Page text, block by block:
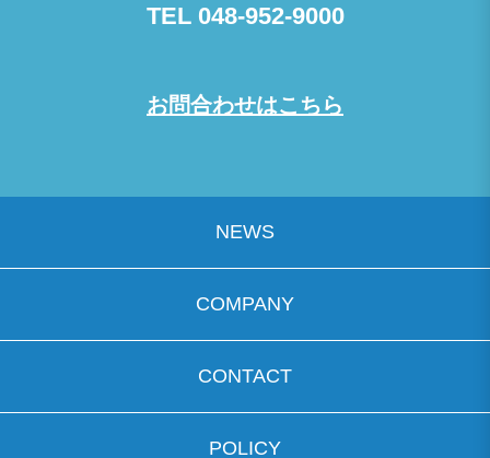
TEL 048-952-9000
お問合わせはこちら
NEWS
COMPANY
CONTACT
POLICY